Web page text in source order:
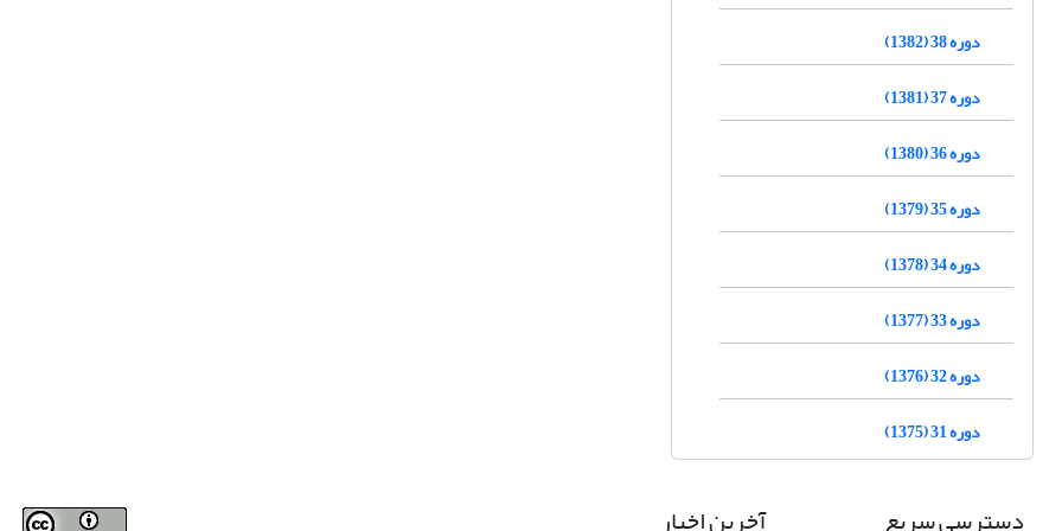
دوره 38 (1382)
دوره 37 (1381)
دوره 36 (1380)
دوره 35 (1379)
دوره 34 (1378)
دوره 33 (1377)
دوره 32 (1376)
دوره 31 (1375)
دسترسی سریع آخرین اخبار